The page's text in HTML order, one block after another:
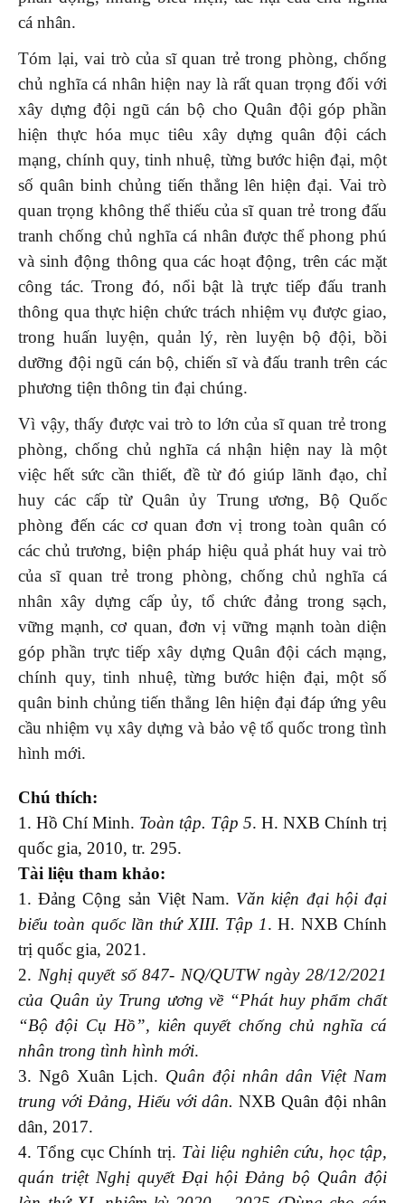
cá nhân.
Tóm lại, vai trò của sĩ quan trẻ trong phòng, chống
chủ nghĩa cá nhân hiện nay là rất quan trọng đối với
xây dựng đội ngũ cán bộ cho Quân đội góp phần
hiện thực hóa mục tiêu xây dựng quân đội cách
mạng, chính quy, tinh nhuệ, từng bước hiện đại, một
số quân binh chủng tiến thẳng lên hiện đại. Vai trò
quan trọng không thể thiếu của sĩ quan trẻ trong đấu
tranh chống chủ nghĩa cá nhân được thể phong phú
và sinh động thông qua các hoạt động, trên các mặt
công tác. Trong đó, nổi bật là trực tiếp đấu tranh
thông qua thực hiện chức trách nhiệm vụ được giao,
trong huấn luyện, quản lý, rèn luyện bộ đội, bồi
dưỡng đội ngũ cán bộ, chiến sĩ và đấu tranh trên các
phương tiện thông tin đại chúng.
Vì vậy, thấy được vai trò to lớn của sĩ quan trẻ trong
phòng, chống chủ nghĩa cá nhận hiện nay là một
việc hết sức cần thiết, đề từ đó giúp lãnh đạo, chỉ
huy các cấp từ Quân ủy Trung ương, Bộ Quốc
phòng đến các cơ quan đơn vị trong toàn quân có
các chủ trương, biện pháp hiệu quả phát huy vai trò
của sĩ quan trẻ trong phòng, chống chủ nghĩa cá
nhân xây dựng cấp ủy, tổ chức đảng trong sạch,
vững mạnh, cơ quan, đơn vị vững mạnh toàn diện
góp phần trực tiếp xây dựng Quân đội cách mạng,
chính quy, tinh nhuệ, từng bước hiện đại, một số
quân binh chủng tiến thẳng lên hiện đại đáp ứng yêu
cầu nhiệm vụ xây dựng và bảo vệ tổ quốc trong tình
hình mới.
Chú thích:
1. Hồ Chí Minh. Toàn tập. Tập 5. H. NXB Chính trị
quốc gia, 2010, tr. 295.
Tài liệu tham khảo:
1. Đảng Cộng sản Việt Nam. Văn kiện đại hội đại
biểu toàn quốc lần thứ XIII. Tập 1. H. NXB Chính
trị quốc gia, 2021.
2. Nghị quyết số 847- NQ/QUTW ngày28/12/2021
của Quân ủy Trung ương về “Phát huy phẩm chất
“Bộ đội Cụ Hồ”, kiên quyết chống chủ nghĩa cá
nhân trong tình hình mới.
3. Ngô Xuân Lịch. Quân đội nhân dân Việt Nam
trung với Đảng, Hiếu với dân.NXB Quân đội nhân
dân, 2017.
4. Tổng cục Chính trị. Tài liệu nghiên cứu, học tập,
quán triệt Nghị quyết Đại hội Đảng bộ Quân đội